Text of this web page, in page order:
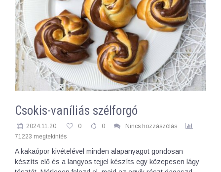
Csokis-vaníliás szélforgó
2024.11.20. 0 0
Nincs hozzászólás
71223 megtekintés
A kakaópor kivételével minden alapanyagot gondosan
készíts elő és a langyos tejjel készíts egy közepesen lágy